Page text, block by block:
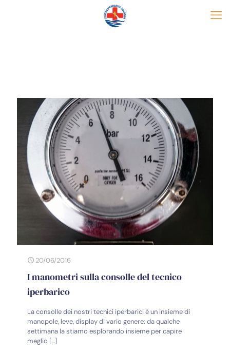
20/06/2016
I manometri sulla consolle del tecnico
iperbarico
La consolle dei nostri tecnici iperbarici è un insieme di
manopole, leve, display di vario genere: da qualche
settimana la stiamo esplorando insieme per capire
meglio […]